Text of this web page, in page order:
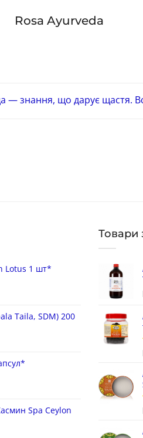
Rosa Ayurveda
— знання, що дарує щастя.
Lotus 1 шт*
Taila, SDM) 200
Spa Ceylon
Товари